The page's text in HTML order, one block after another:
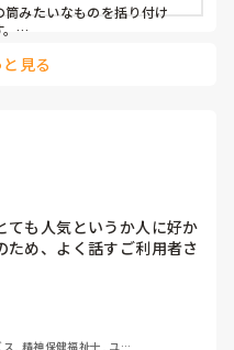
みたいなものを括り付け
。
が少々ネックですが…。
見る
ても人気というか人に好か
ため、よく話すご利用者さ
その方が疲れてしまい休
談されるため、適宜変え
人がよってきてしまいま
, 精神保健福祉士, ユニ